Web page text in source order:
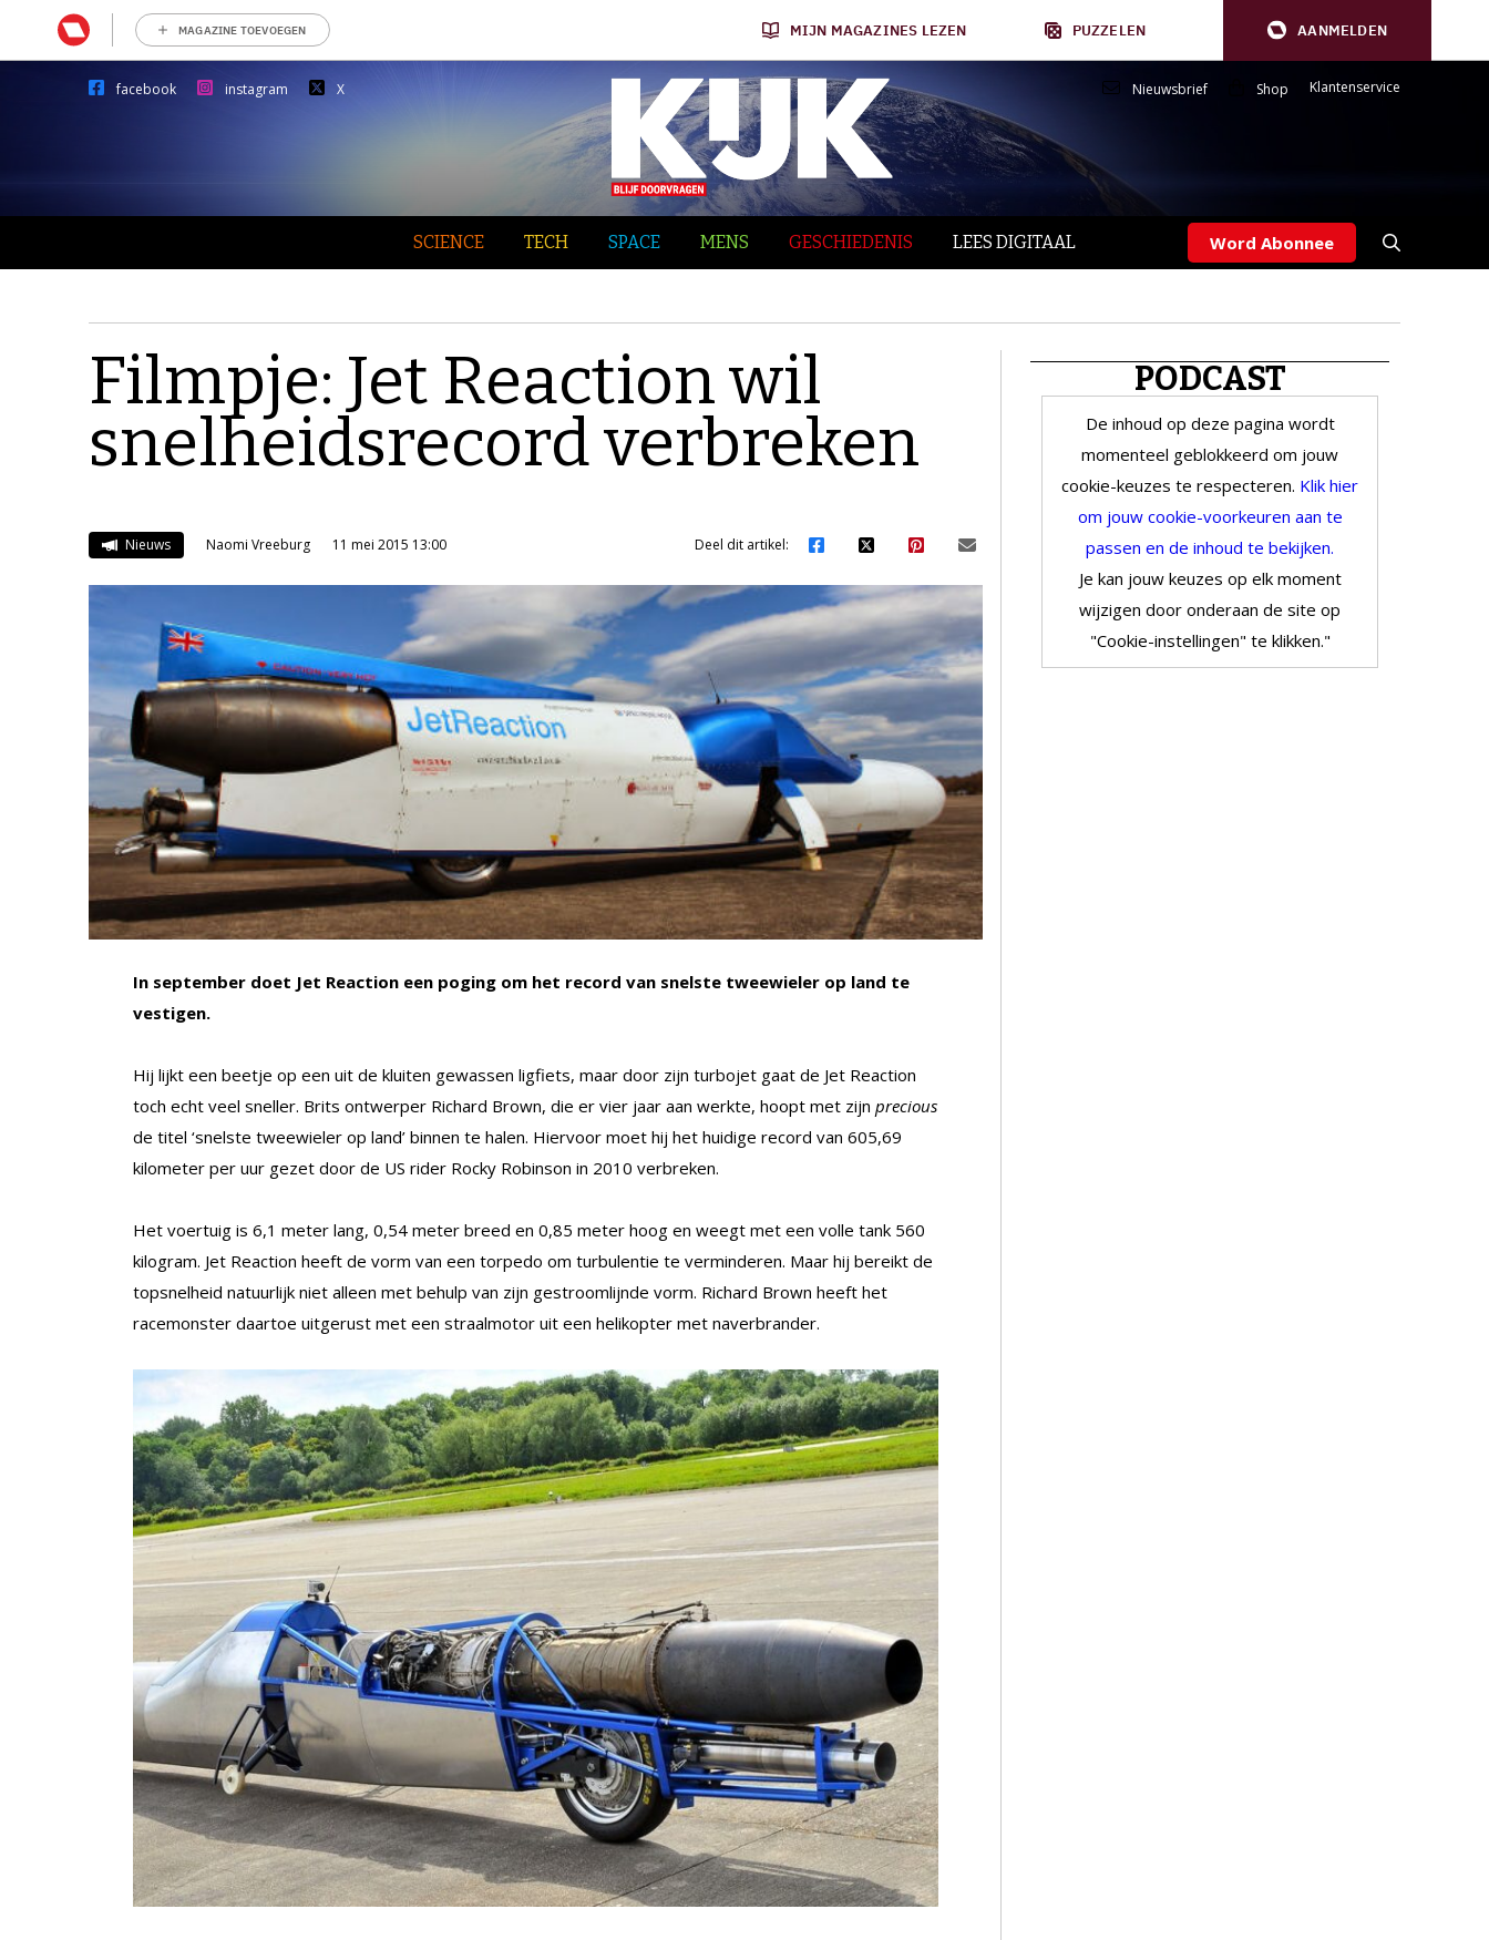
MAGAZINE TOEVOEGEN MIJN MAGAZINES LEZEN PUZZELEN AANMELDEN
facebook instagram X Nieuwsbrief Shop Klantenservice
SCIENCE TECH SPACE MENS GESCHIEDENIS LEES DIGITAAL Word Abonnee
Filmpje: Jet Reaction wil
snelheidsrecord verbreken
Nieuws Naomi Vreeburg 11 mei 2015 13:00 Deel dit artikel:
In september doet Jet Reaction een poging om het record van snelste tweewieler op land te
vestigen.
Hij lijkt een beetje op een uit de kluiten gewassen ligfiets, maar door zijn turbojet gaat de Jet Reaction
toch echt veel sneller. Brits ontwerper Richard Brown, die er vier jaar aan werkte, hoopt met zijn precious
de titel ‘snelste tweewieler op land’ binnen te halen. Hiervoor moet hij het huidige record van 605,69
kilometer per uur gezet door de US rider Rocky Robinson in 2010 verbreken.
Het voertuig is 6,1 meter lang, 0,54 meter breed en 0,85 meter hoog en weegt met een volle tank 560
kilogram. Jet Reaction heeft de vorm van een torpedo om turbulentie te verminderen. Maar hij bereikt de
topsnelheid natuurlijk niet alleen met behulp van zijn gestroomlijnde vorm. Richard Brown heeft het
racemonster daartoe uitgerust met een straalmotor uit een helikopter met naverbrander.
PODCAST
De inhoud op deze pagina wordt
momenteel geblokkeerd om jouw
cookie-keuzes te respecteren. Klik hier
om jouw cookie-voorkeuren aan te
passen en de inhoud te bekijken.
Je kan jouw keuzes op elk moment
wijzigen door onderaan de site op
"Cookie-instellingen" te klikken."